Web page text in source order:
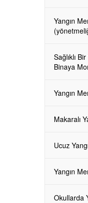
Yangın
Sağlıklı
Binaya
Yangın
Makaralı
Ucuz
Yangın
Okullarda